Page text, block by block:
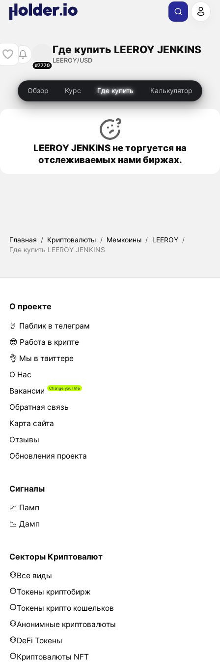
#7770
Где купить LEEROY JENKINS
LEEROY/USD
Обзор Курс Где купить Калькулятор
LEEROY JENKINS не торгуется на
отслеживаемых нами биржах.
Главная / Криптовалюты / Мемкоины / LEEROY /
Где купить LEEROY JENKINS
О проекте
🤘 Паблик в телеграм
😎 Работа в крипте
👌 Мы в твиттере
О Нас
Вакансии
Обратная связь
Карта сайта
Отзывы
Обновления проекта
Сигналы
📈 Памп
📉 Дамп
Секторы Криптовалют
Все виды
Токены криптобирж
Токены крипто кошельков
Анонимные криптовалюты
DeFi Токены
Криптовалюты NFT